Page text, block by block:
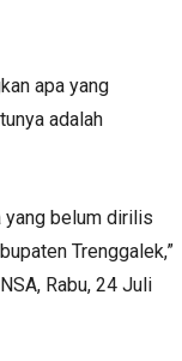
apa yang
adalah
yang belum dirilis
Trenggalek,”
Rabu, 24 Juli